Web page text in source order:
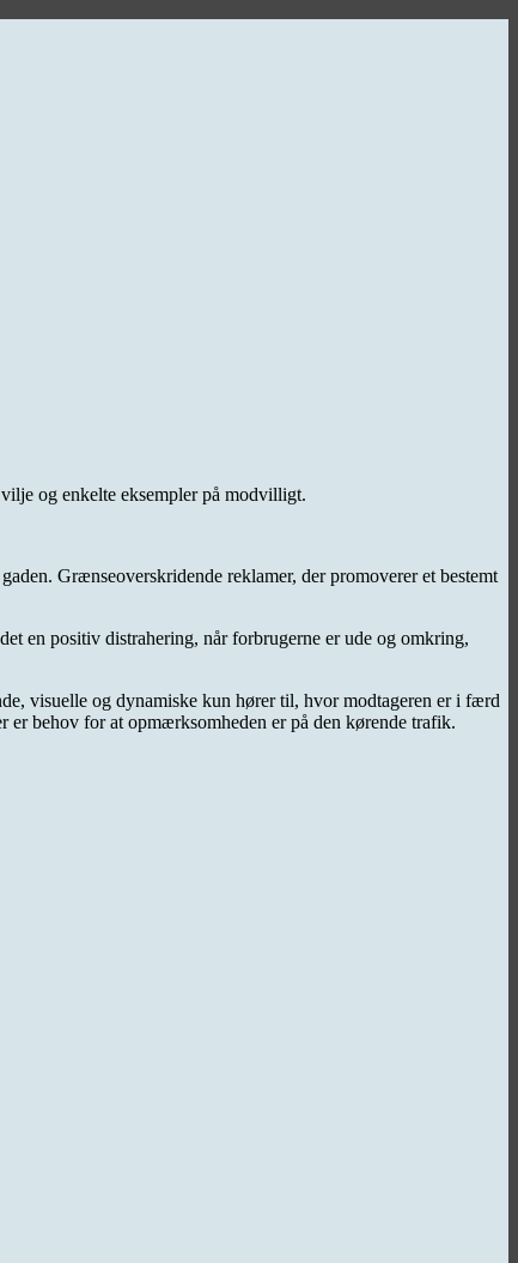
og enkelte eksempler på modvilligt.
Grænseoverskridende reklamer, der promoverer et bestemt
en positiv distrahering, når forbrugerne er ude og omkring,
visuelle og dynamiske kun hører til, hvor modtageren er i færd
behov for at opmærksomheden er på den kørende trafik.